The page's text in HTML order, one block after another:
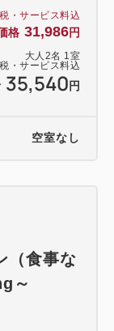
税・サービス料込
格 31,986円
大人 2名 1 室
税・サービス料込
35,540 円
空室なし
（食事な
～